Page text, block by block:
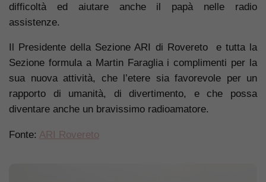
difficoltà ed aiutare anche il papà nelle radio
assistenze.
Il Presidente della Sezione ARI di Rovereto e tutta la
Sezione formula a Martin Faraglia i complimenti per la
sua nuova attività, che l’etere sia favorevole per un
rapporto di umanità, di divertimento, e che possa
diventare anche un bravissimo radioamatore.
Fonte: ARI Rovereto